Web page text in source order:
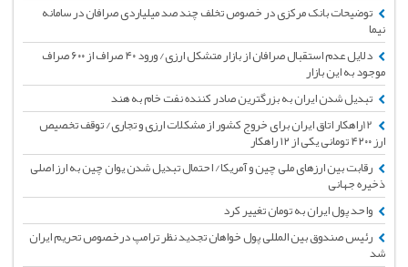
توضیحات بانک مرکزی در خصوص تخلف چند صد میلیاردی صرافان در سامانه
نیما
دلایل عدم استقبال صرافان از بازار متشکل ارزی/ ورود ۴۰ صراف از ۶۰۰ صراف
موجود به این بازار
تبدیل شدن ایران به بزرگترین صادر کننده نفت خام به هند
12‌راهکار اتاق ایران برای خروج کشور از مشکلات ارزی و تجاری/ توقف تخصیص
ارز ۴۲۰۰ تومانی یکی از ۱۲ راهکار
رقابت بین ارزهای ملی چین و آمریکا/ احتمال تبدیل شدن یوان چین به ارز اصلی
ذخیره جهانی
واحد پول ایران به تومان تغییر کرد
رئیس صندوق بین المللی پول خواهان تجدید نظر ترامپ درخصوص تحریم ایران
شد